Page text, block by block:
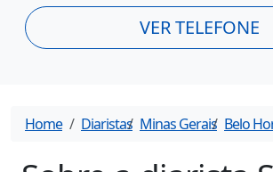
VER TELEFONE
Home Diaristas Minas Gerais Belo